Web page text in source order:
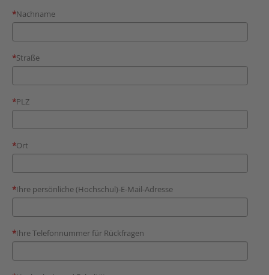
Nachname
Straße
PLZ
Ort
Ihre persönliche (Hochschul)-E-Mail-Adresse
Ihre Telefonnummer für Rückfragen